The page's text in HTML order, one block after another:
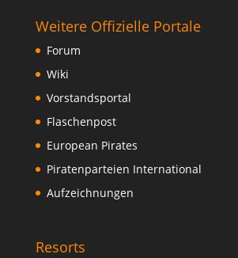
Weitere Offizielle Portale
Forum
Wiki
Vorstandsportal
Flaschenpost
European Pirates
Piratenparteien International
Aufzeichnungen
Resorts